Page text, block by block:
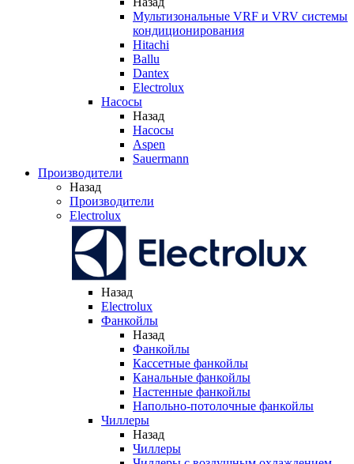
Мультизональные VRF и VRV системы
кондиционирования
Hitachi
Ballu
Dantex
Electrolux
Насосы
Назад
Насосы
Aspen
Sauermann
Производители
Назад
Производители
Electrolux
Назад
Electrolux
Фанкойлы
Назад
Фанкойлы
Кассетные фанкойлы
Канальные фанкойлы
Настенные фанкойлы
Напольно-потолочные фанкойлы
Чиллеры
Назад
Чиллеры